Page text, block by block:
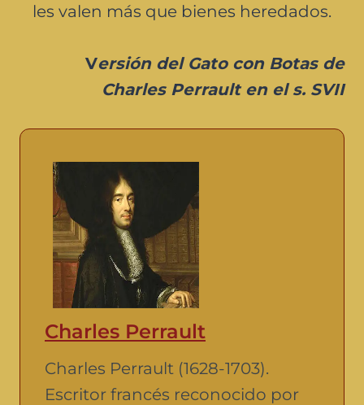
les valen más que bienes heredados.
Versión del Gato con Botas de
Charles Perrault en el s. SVII
Charles Perrault
Charles Perrault (1628-1703).
Escritor francés reconocido por